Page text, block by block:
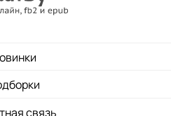
связь